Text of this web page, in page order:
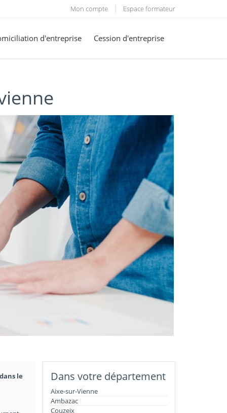
Mon compte Espace formateur
d'entreprise Cession d'entreprise
le
Dans votre département
Aixe-sur-Vienne
Ambazac
Couzeix